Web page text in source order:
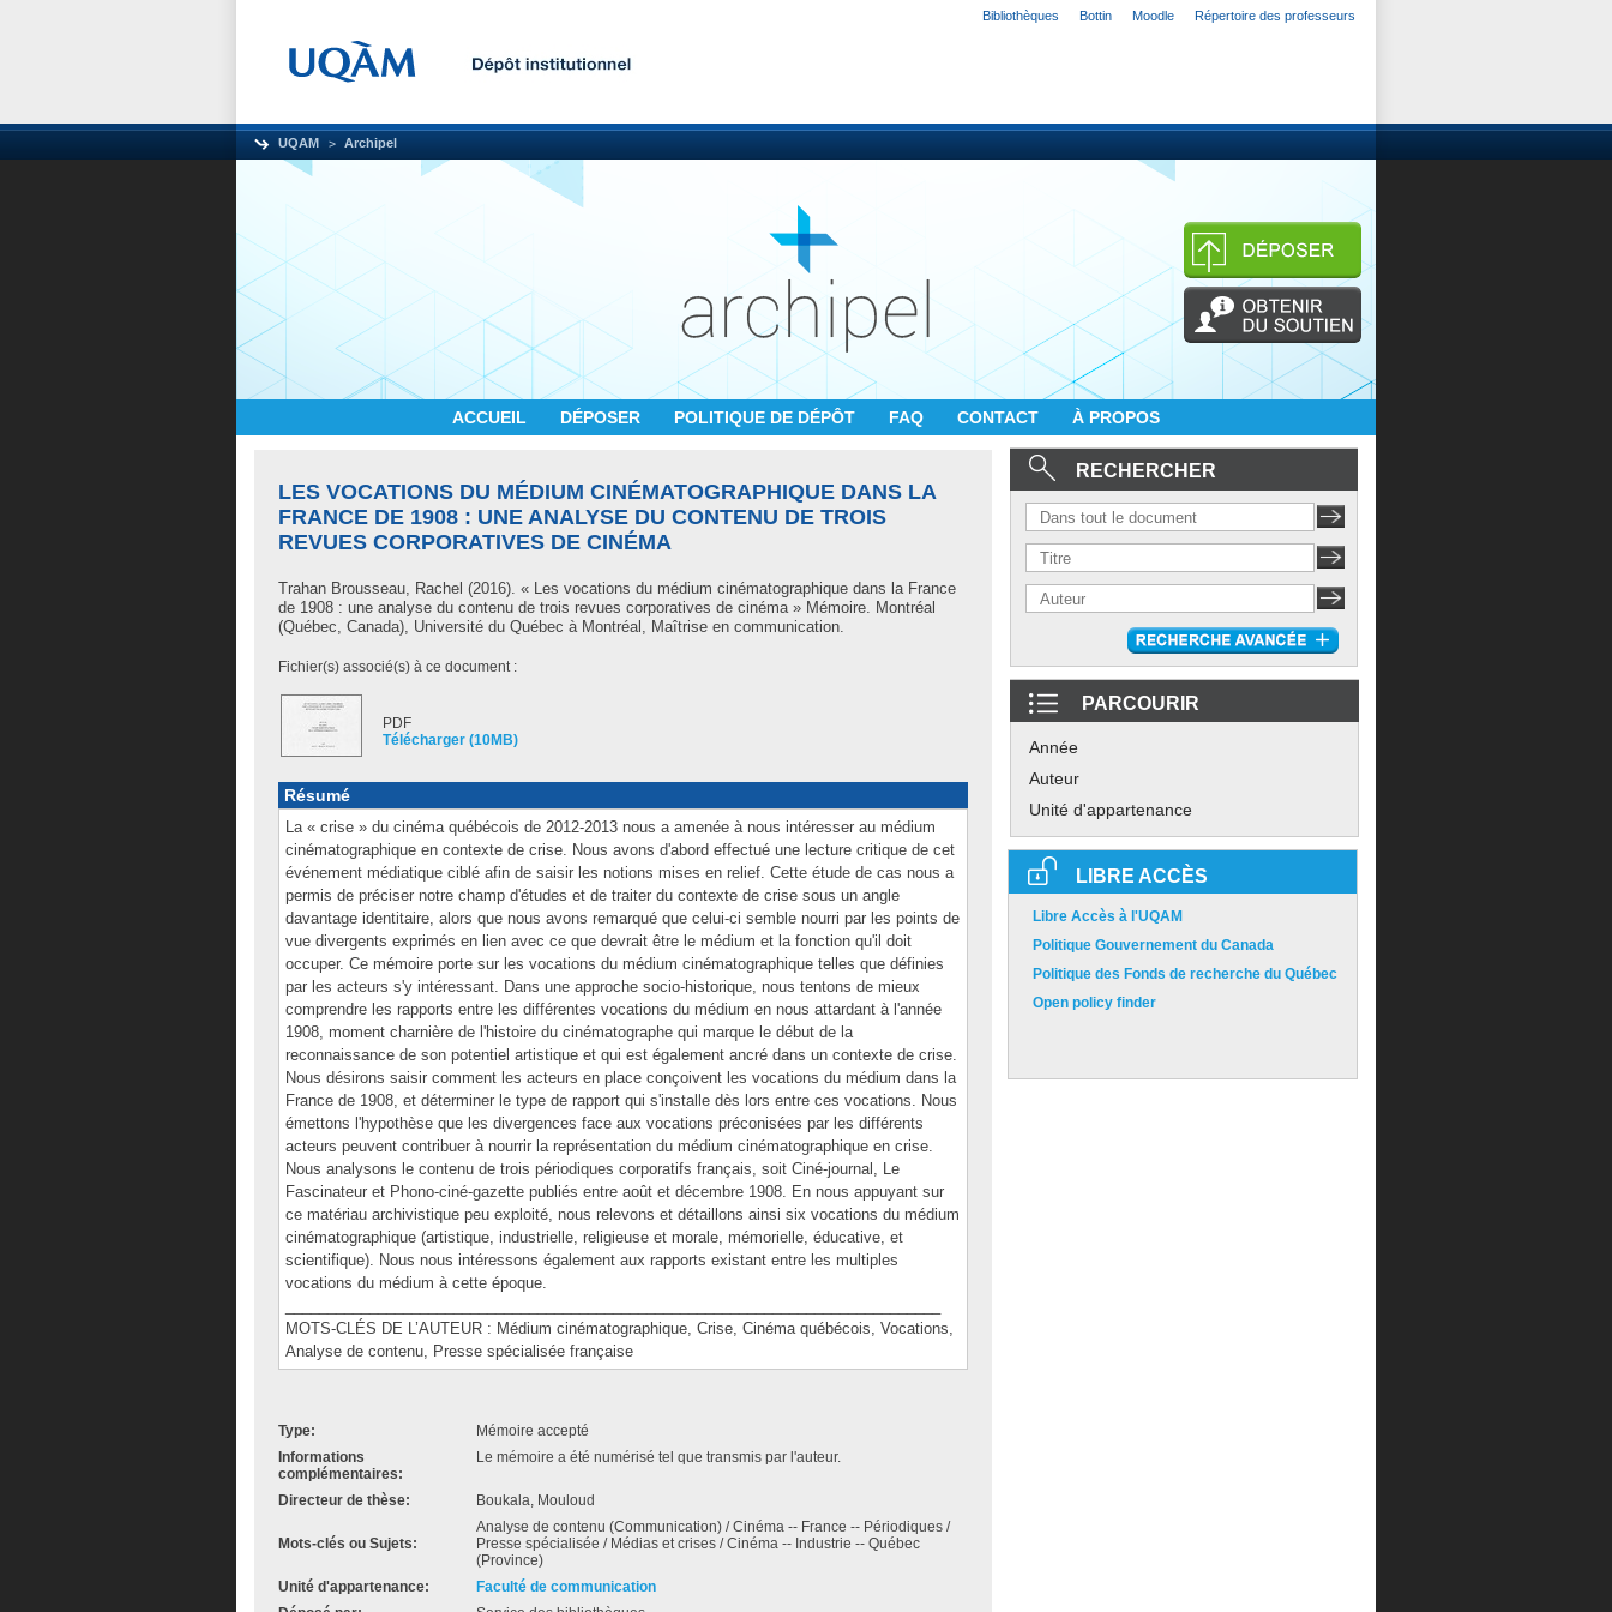
Bibliothèques Bottin Moodle Répertoire des professeurs
UQAM Archipel
ACCUEIL DÉPOSER POLITIQUE DE DÉPÔT FAQ CONTACT À PROPOS
LES VOCATIONS DU MÉDIUM CINÉMATOGRAPHIQUE DANS LA
FRANCE DE 1908 : UNE ANALYSE DU CONTENU DE TROIS
REVUES CORPORATIVES DE CINÉMA
Trahan Brousseau, Rachel (2016). « Les vocations du médium cinématographique dans la France
de 1908 : une analyse du contenu de trois revues corporatives de cinéma » Mémoire. Montréal
(Québec, Canada), Université du Québec à Montréal, Maîtrise en communication.
Fichier(s) associé(s) à ce document :
PDF
Télécharger (10MB)
Résumé
La « crise » du cinéma québécois de 2012-2013 nous a amenée à nous intéresser au médium
cinématographique en contexte de crise. Nous avons d'abord effectué une lecture critique de cet
événement médiatique ciblé afin de saisir les notions mises en relief. Cette étude de cas nous a
permis de préciser notre champ d'études et de traiter du contexte de crise sous un angle
davantage identitaire, alors que nous avons remarqué que celui-ci semble nourri par les points de
vue divergents exprimés en lien avec ce que devrait être le médium et la fonction qu'il doit
occuper. Ce mémoire porte sur les vocations du médium cinématographique telles que définies
par les acteurs s'y intéressant. Dans une approche socio-historique, nous tentons de mieux
comprendre les rapports entre les différentes vocations du médium en nous attardant à l'année
1908, moment charnière de l'histoire du cinématographe qui marque le début de la
reconnaissance de son potentiel artistique et qui est également ancré dans un contexte de crise.
Nous désirons saisir comment les acteurs en place conçoivent les vocations du médium dans la
France de 1908, et déterminer le type de rapport qui s'installe dès lors entre ces vocations. Nous
émettons l'hypothèse que les divergences face aux vocations préconisées par les différents
acteurs peuvent contribuer à nourrir la représentation du médium cinématographique en crise.
Nous analysons le contenu de trois périodiques corporatifs français, soit Ciné-journal, Le
Fascinateur et Phono-ciné-gazette publiés entre août et décembre 1908. En nous appuyant sur
ce matériau archivistique peu exploité, nous relevons et détaillons ainsi six vocations du médium
cinématographique (artistique, industrielle, religieuse et morale, mémorielle, éducative, et
scientifique). Nous nous intéressons également aux rapports existant entre les multiples
vocations du médium à cette époque.
MOTS-CLÉS DE L’AUTEUR : Médium cinématographique, Crise, Cinéma québécois, Vocations,
Analyse de contenu, Presse spécialisée française
Type:
Mémoire accepté
Informations
complémentaires:
Le mémoire a été numérisé tel que transmis par l'auteur.
Directeur de thèse: Boukala, Mouloud
Mots-clés ou Sujets:
Analyse de contenu (Communication) / Cinéma -- France -- Périodiques /
Presse spécialisée / Médias et crises / Cinéma -- Industrie -- Québec
(Province)
Unité d'appartenance:
Faculté de communication
RECHERCHER
PARCOURIR
Année
Auteur
Unité d'appartenance
LIBRE ACCÈS
Libre Accès à l'UQAM
Politique Gouvernement du Canada
Politique des Fonds de recherche du Québec
Open policy finder